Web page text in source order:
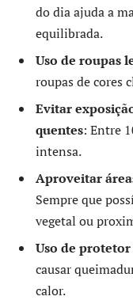
do dia ajuda a
equilibrada.
Uso de roupas
roupas de cores
Evitar
quentes: Entre
intensa.
Aproveitar
Sempre que
vegetal ou
Uso de
causar
calor.